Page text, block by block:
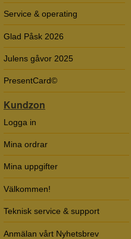
Service & operating
Glad Påsk 2026
Julens gåvor 2025
PresentCard©
Kundzon
Logga in
Mina ordrar
Mina uppgifter
Välkommen!
Teknisk service & support
Anmälan vårt Nyhetsbrev